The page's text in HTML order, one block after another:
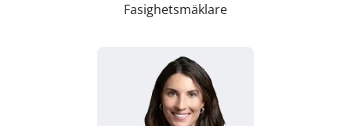
Fasighetsmäklare